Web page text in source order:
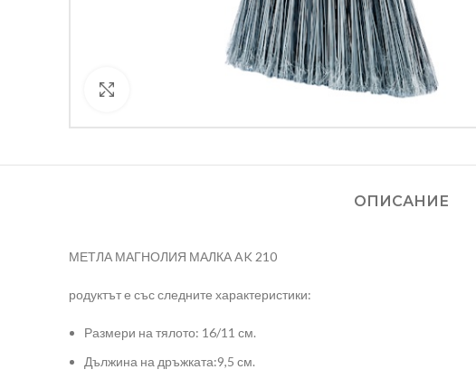
ОПИСАНИЕ
МЕТЛА МАГНОЛИЯ МАЛКА AK 210
родуктът е със следните характеристики:
Размери на тялото: 16/11 см.
Дължина на дръжката:9,5 см.